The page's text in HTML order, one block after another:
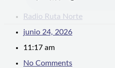
Radio Ruta Norte
junio 24, 2026
11:17 am
No Comments